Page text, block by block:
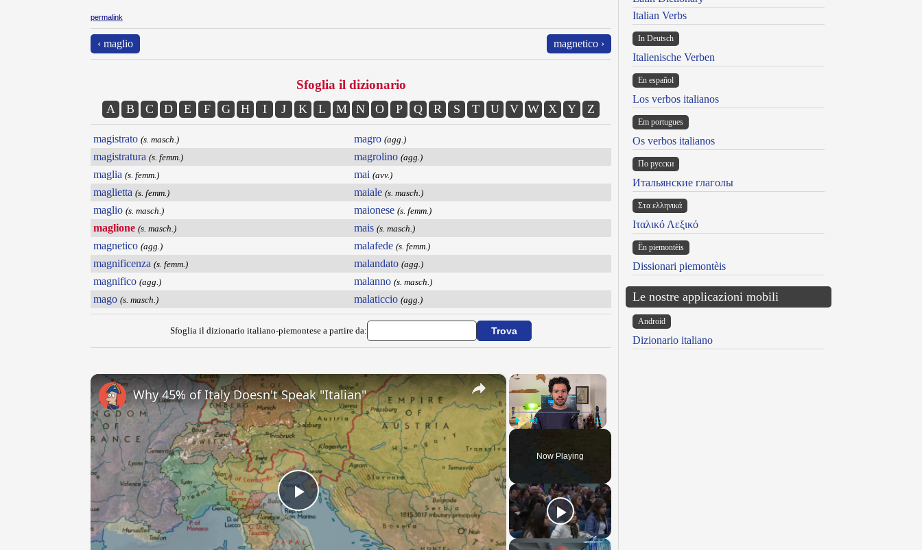
permalink
‹ maglio magnetico ›
Sfoglia il dizionario
A B C D E F G H I J K L M N O P Q R S T U V W X Y Z
magistrato (s. masch.)
magistratura (s. femm.)
maglia (s. femm.)
maglietta (s. femm.)
maglio (s. masch.)
maglione (s. masch.)
magnetico (agg.)
magnificenza (s. femm.)
magnifico (agg.)
mago (s. masch.)
magro (agg.)
magrolino (agg.)
mai (avv.)
maiale (s. masch.)
maionese (s. femm.)
mais (s. masch.)
malafede (s. femm.)
malandato (agg.)
malanno (s. masch.)
malaticcio (agg.)
Sfoglia il dizionario italiano-piemontese a partire da:
×
Fullscreen
Now Playing
×
Play
Why 45% of Italy Doesn't Speak "Italian"
Italian Verbs
In Deutsch
Italienische Verben
En español
Los verbos italianos
Em portugues
Os verbos italianos
По русски
Итальянские глаголы
Στα ελληνικά
Ιταλικό Λεξικό
Ën piemontèis
Dissionari piemontèis
Le nostre applicazioni mobili
Android
Dizionario italiano